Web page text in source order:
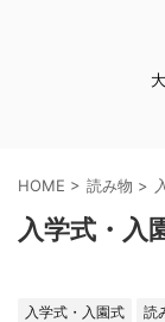
HOME > 読み物 >
入学式・入
入学式・入園式 読